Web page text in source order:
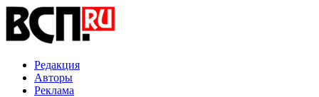
Редакция
Авторы
Реклама